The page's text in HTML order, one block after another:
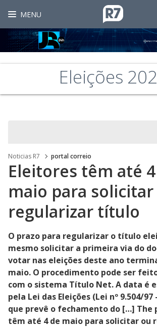
MENU
Eleições
Noticias R7 portal correio
Eleitores têm até
maio para solicitar
regularizar título
O prazo para regularizar o título
mesmo solicitar a primeira via do
votar nas eleições deste ano
maio. O procedimento pode ser
com o sistema Título Net. A data é
pela Lei das Eleições (Lei nº 9.504/
que prevê o fechamento do […] The
têm até 4 de maio para solicitar ou